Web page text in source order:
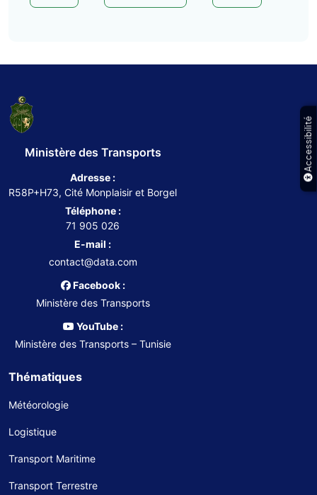
Accessibilité
Ministère des Transports
Adresse :
R58P+H73, Cité Monplaisir et Borgel
Téléphone :
71 905 026
E-mail :
contact@data.com
Facebook :
Ministère des Transports
YouTube :
Ministère des Transports – Tunisie
Thématiques
Météorologie
Logistique
Transport Maritime
Transport Terrestre